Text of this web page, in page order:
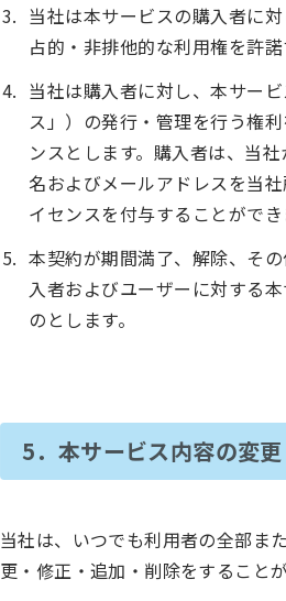
当社は本サービスの購入者に
占的・非排他的な利用権を許諾
当社は購入者に対し、本サー
ス」）の発行・管理を行う権
ンスとします。購入者は、当
名およびメールアドレスを当
イセンスを付与することができ
本契約が期間満了、解除、そ
入者およびユーザーに対する
のとします。
5．本サービス内容の変
当社は、いつでも利用者の全部ま
更・修正・追加・削除をすること